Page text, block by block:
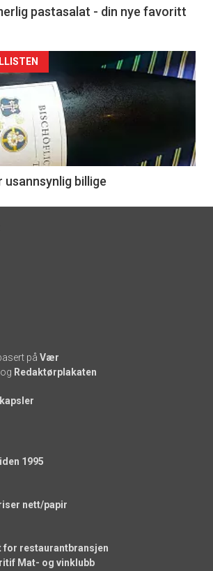
pastasalat - din nye favoritt
usannsynlig billige
på Vær
og Redaktørplakaten
1995
nett/papir
for restaurantbransjen
Mat- og vinklubb